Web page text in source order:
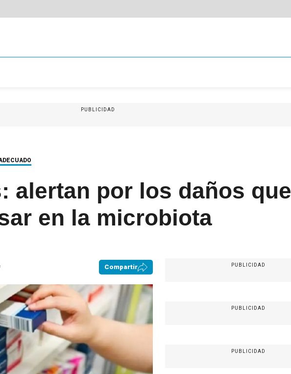
PUBLICIDAD
alertan por los daños que
en la microbiota
Compartir PUBLICIDAD
PUBLICIDAD
PUBLICIDAD